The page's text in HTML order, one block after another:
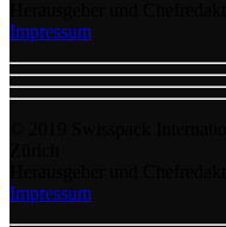
Impressum
Impressum